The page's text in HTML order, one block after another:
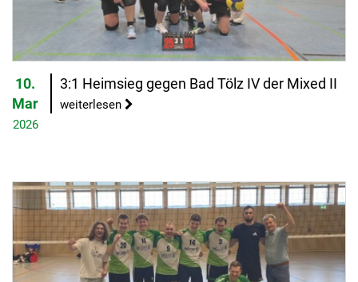
10.
Mar
2026
3:1 Heimsieg gegen Bad Tölz IV der Mixed II
weiterlesen